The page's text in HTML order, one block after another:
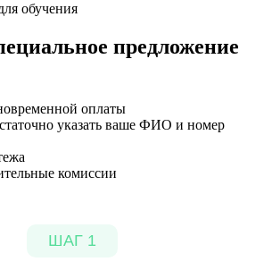
обучения
предложение
оплаты
указать ваше ФИО и номер
комиссии